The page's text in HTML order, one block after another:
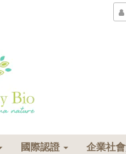
國際認證 企業社